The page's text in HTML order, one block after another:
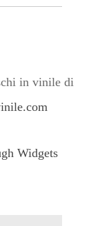
in vinile di
Widgets